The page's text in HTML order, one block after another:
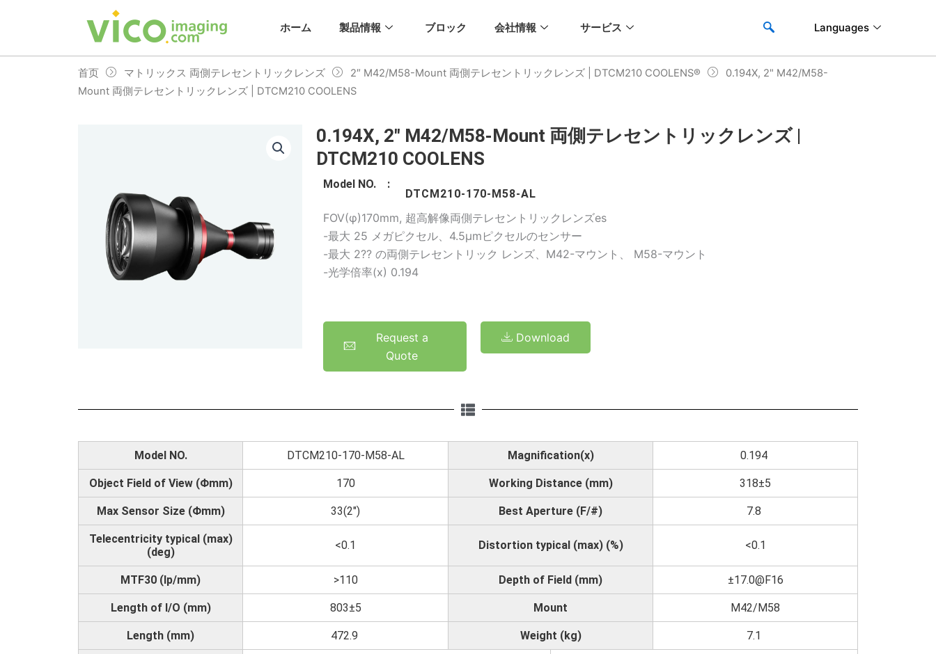
ホーム 製品情報 ブロック 会社情報 サービス Languages
首页 マトリックス 両側テレセントリックレンズ 2″ M42/M58-Mount 両側テレセントリックレンズ | DTCM210 COOLENS®
0.194X, 2" M42/M58-
Mount 両側テレセントリックレンズ | DTCM210 COOLENS
0.194X, 2" M42/M58-Mount 両側テレセントリックレンズ |
DTCM210 COOLENS
Model NO. :
DTCM210-170-M58-AL
FOV(φ)170mm, 超高解像両側テレセントリックレンズes
-最大 25 メガピクセル、4.5μmピクセルのセンサー
-最大 2?? の両側テレセントリック レンズ、M42-マウント、 M58-マウント
-光学倍率(x) 0.194
Request a
Quote
Download
Model NO. DTCM210-170-M58-AL Magnification(x) 0.194
Object Field of View (Φmm) 170 Working Distance (mm) 318±5
Max Sensor Size (Φmm) 33(2") Best Aperture (F/#) 7.8
Telecentricity typical (max)
(deg)
<0.1 Distortion typical (max) (%) <0.1
MTF30 (lp/mm) >110 Depth of Field (mm) ±17.0@F16
Length of I/O (mm) 803±5 Mount M42/M58
Length (mm) 472.9 Weight (kg) 7.1